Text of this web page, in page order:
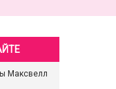
Максвелл